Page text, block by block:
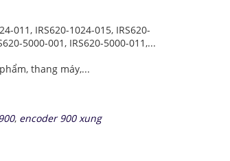
011, IRS620-1024-015, IRS620-
5000-001, IRS620-5000-011,...
thang máy,...
, encoder 900 xung